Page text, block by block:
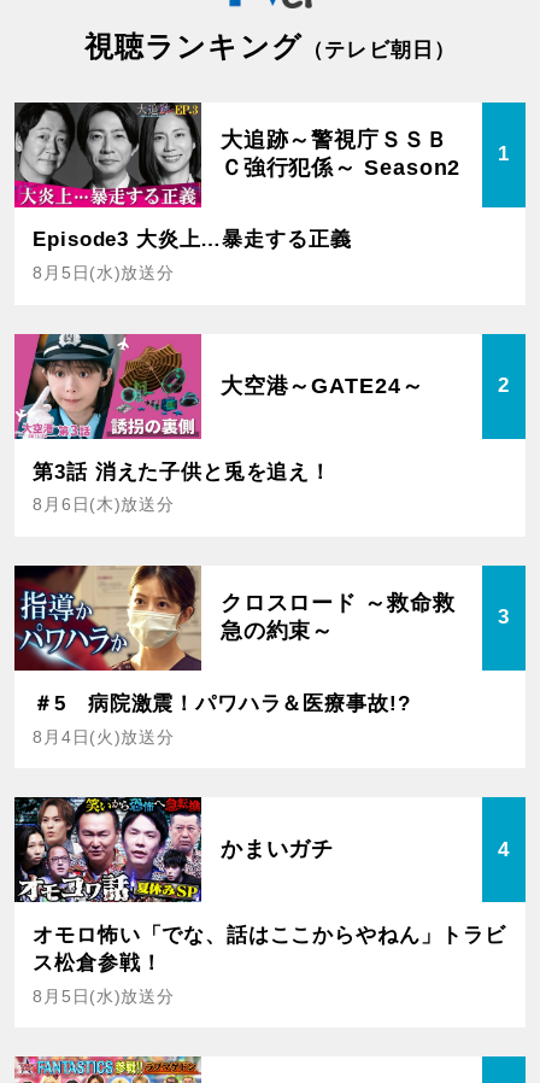
視聴ランキング （テレビ朝日）
大追跡～警視庁ＳＳＢ
Ｃ強行犯係～ Season2
1
Episode3 大炎上…暴走する正義
8月5日(水)放送分
大空港～GATE24～ 2
第3話 消えた子供と兎を追え！
8月6日(木)放送分
クロスロード ～救命救
急の約束～
3
＃5 病院激震！パワハラ＆医療事故!?
8月4日(火)放送分
かまいガチ 4
オモロ怖い「でな、話はここからやねん」トラビ
ス松倉参戦！
8月5日(水)放送分